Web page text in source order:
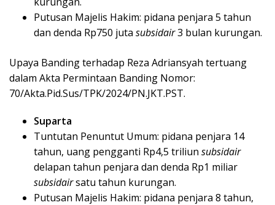
Putusan Majelis Hakim: pidana penjara 5 tahun
dan denda Rp750 juta subsidair3 bulan kurungan.
Upaya Banding terhadap Reza Adriansyah tertuang
dalam Akta Permintaan Banding Nomor:
70/Akta.Pid.Sus/TPK/2024/PN.JKT.PST.
Suparta
Tuntutan Penuntut Umum: pidana penjara 14
tahun, uang pengganti Rp4,5 triliun subsidair
delapan tahun penjara dan denda Rp1 miliar
subsidairsatu tahun kurungan.
Putusan Majelis Hakim: pidana penjara 8 tahun,